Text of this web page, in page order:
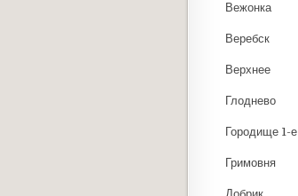
Вежонка
Веребск
Верхнее
Глоднево
Городище 1-е
Гримовня